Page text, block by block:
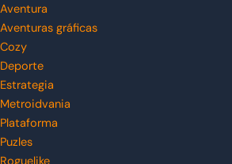
Aventura
Aventuras gráficas
Cozy
Deporte
Estrategia
Metroidvania
Plataforma
Puzles